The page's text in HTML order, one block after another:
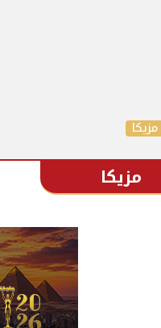
مزيكا
مزيكا